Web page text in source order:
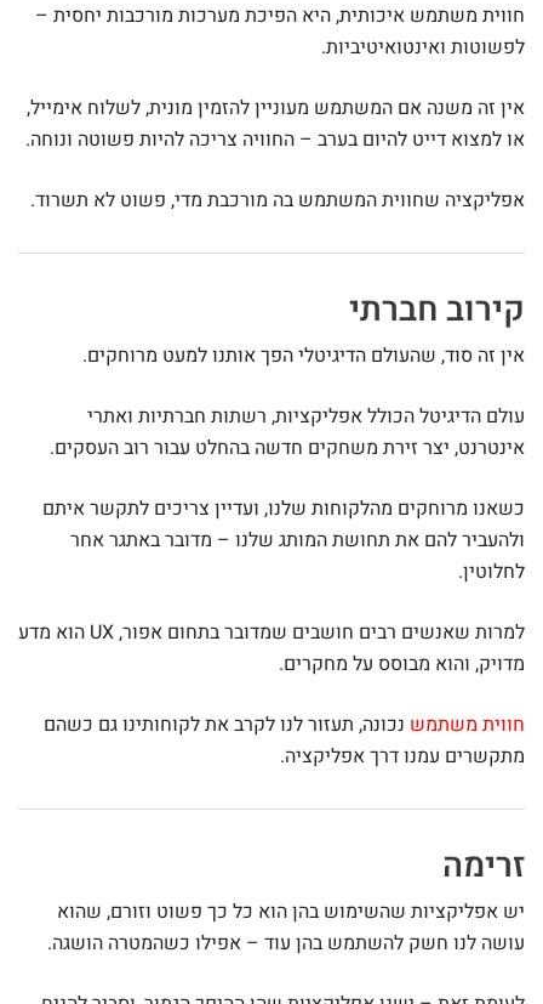
חווית משתמש איכותית, היא הפיכת מערכות מורכבות יחסית –
לפשוטות ואינטואיטיביות.
אין זה משנה אם המשתמש מעוניין להזמין מונית, לשלוח אימייל,
או למצוא דייט להיום בערב – החוויה צריכה להיות פשוטה ונוחה.
אפליקציה שחווית המשתמש בה מורכבת מדי, פשוט לא תשרוד.
קירוב חברתי
אין זה סוד, שהעולם הדיגיטלי הפך אותנו למעט מרוחקים.
עולם הדיגיטל הכולל אפליקציות, רשתות חברתיות ואתרי
אינטרנט, יצר זירת משחקים חדשה בהחלט עבור רוב העסקים.
כשאנו מרוחקים מהלקוחות שלנו, ועדיין צריכים לתקשר איתם
ולהעביר להם את תחושת המותג שלנו – מדובר באתגר אחר
לחלוטין.
למרות שאנשים רבים חושבים שמדובר בתחום אפור, UX הוא מדע
מדויק, והוא מבוסס על מחקרים.
חווית משתמש נכונה, תעזור לנו לקרב את לקוחותינו גם כשהם
מתקשרים עמנו דרך אפליקציה.
זרימה
יש אפליקציות שהשימוש בהן הוא כל כך פשוט וזורם, שהוא
עושה לנו חשק להשתמש בהן עוד – אפילו כשהמטרה הושגה.